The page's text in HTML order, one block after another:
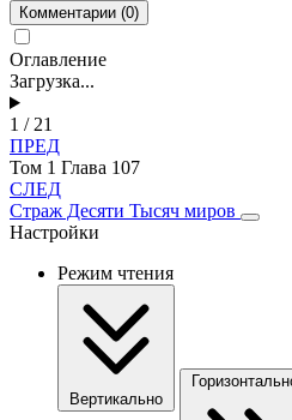
Комментарии (0)
Оглавление
Загрузка...
1 / 21
ПРЕД
Том 1 Глава 107
СЛЕД
Страж Десяти Тысяч миров
Настройки
Режим чтения
Вертикально